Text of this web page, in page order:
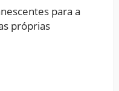
para a
próprias